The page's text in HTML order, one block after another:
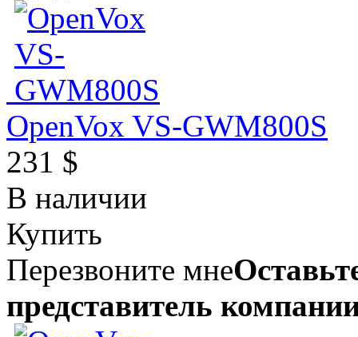
OpenVox VS-GWM800S
231 $
В наличии
Купить
Перезвоните мне
представитель